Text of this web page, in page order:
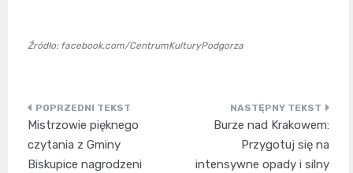
Źródło: facebook.com/CentrumKulturyPodgorza
Nawigacja
wpisu
Mistrzowie pięknego
czytania z Gminy
Biskupice nagrodzeni
Burze nad Krakowem:
Przygotuj się na
intensywne opady i silny